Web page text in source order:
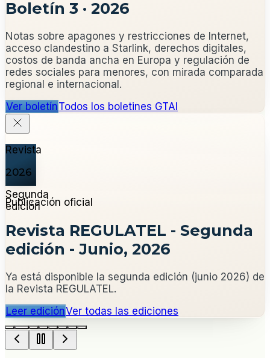
Boletín 3 · 2026
Notas sobre apagones y restricciones de Internet,
acceso clandestino a Starlink, derechos digitales,
costos de banda ancha en Europa y regulación de
redes sociales para menores, con mirada comparada
regional e internacional.
Ver boletínTodos los boletines GTAI
Revista
2026
Segunda
edición
Publicación oficial
Revista REGULATEL - Segunda
edición - Junio, 2026
Ya está disponible la segunda edición (junio 2026) de
la Revista REGULATEL.
Leer ediciónVer todas las ediciones